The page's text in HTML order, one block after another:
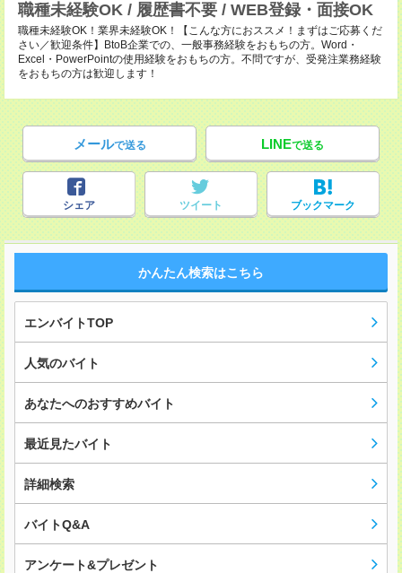
職種未経験OK / 履歴書不要 / WEB登録・面接OK
職種未経験OK！業界未経験OK！【こんな方におススメ！まずはご応募くだ
さい／歓迎条件】BtoB企業での、一般事務経験をおもちの方。Word・
Excel・PowerPointの使用経験をおもちの方。不問ですが、受発注業務経験
をおもちの方は歓迎します！
メールで送る LINEで送る
シェア ツイート ブックマーク
かんたん検索はこちら
エンバイトTOP
人気のバイト
あなたへのおすすめバイト
最近見たバイト
詳細検索
バイトQ&A
アンケート&プレゼント